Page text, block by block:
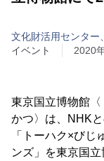
文化財活用センター
イベント
2020
東京国立博物館
かつ〉は、NHK
「トーハク×びじ
ンズ」を東京国